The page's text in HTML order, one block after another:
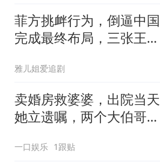
菲方挑衅行为，倒逼中国
完成最终布局，三张王牌
雅儿姐爱追剧
卖婚房救婆婆，出院当天
她立遗嘱，两个大伯哥傻
一口娱乐 1跟贴